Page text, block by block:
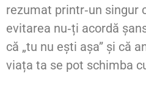
rezumat printr‑un singur
evitarea nu‑ți acordă
că „tu nu ești așa” și că
viața ta se pot schimba